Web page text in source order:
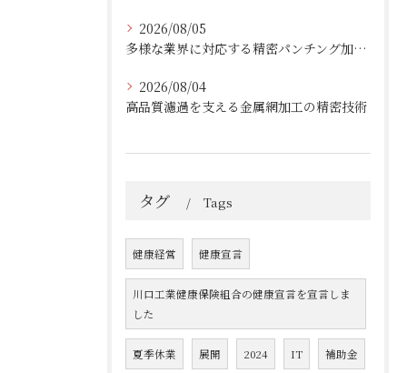
2026/08/05
多様な業界に対応する精密パンチング加工の実践技術
2026/08/04
高品質濾過を支える金属網加工の精密技術
タグ Tags
健康経営 健康宣言
川口工業健康保険組合の健康宣言を宣言しま
した
夏季休業 展開 2024 IT 補助金